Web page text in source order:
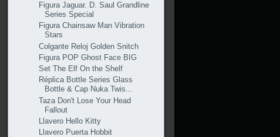
Figura Jaguar. D. Saul Grandline
Series Special
Figura Chainsaw Man Vibration
Stars
Colgante Reloj Golden Snitch
Figura POP Ghost Face BIG
Set The Elf On the Shelf
Réplica Bottle Series Glass
Bottle & Cap Nuka Twis...
Taza Don't Lose Your Head
Fallout
Llavero Hello Kitty
Llavero Puerta Hobbit